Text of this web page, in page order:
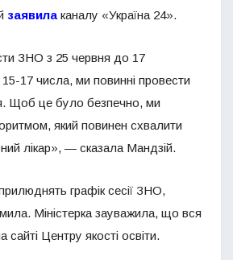
заявила каналу «Україна 24».
ЗНО з 25 червня до 17
17 числа, ми повинні провести
Щоб це було безпечно, ми
який повинен схвалити
лікар», — сказала Мандзій.
графік сесії ЗНО,
Міністерка зауважила, що вся
Центру якості освіти.